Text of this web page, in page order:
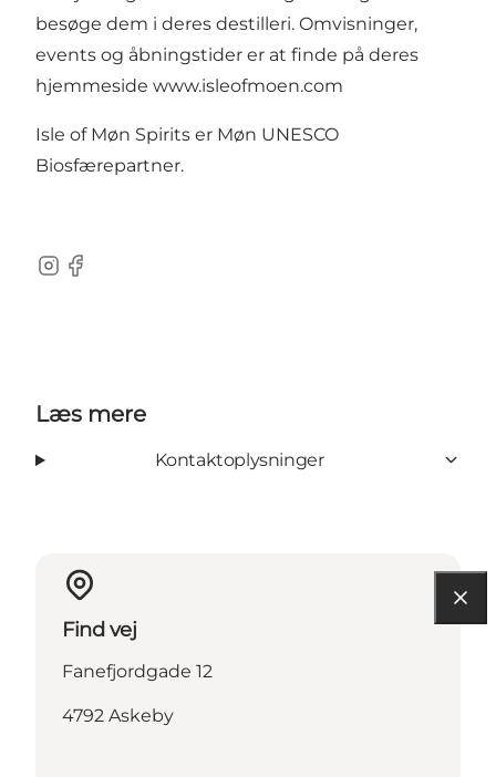
besøge dem i deres destilleri. Omvisninger,
events og åbningstider er at finde på deres
hjemmeside www.isleofmoen.com
Isle of Møn Spirits er Møn UNESCO
Biosfærepartner.
Instagram
Facebook
Læs mere
Kontaktoplysninger
Find vej
Fanefjordgade 12
4792 Askeby